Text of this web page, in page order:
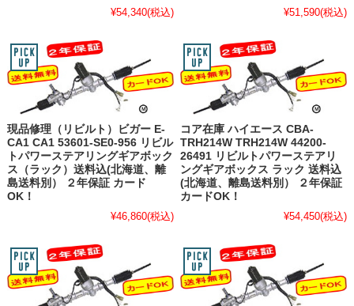
¥54,340(税込)
¥51,590(税込)
現品修理（リビルト）ビガー E-
CA1 CA1 53601-SE0-956 リビル
トパワーステアリングギアボック
ス（ラック）送料込(北海道、離
島送料別） ２年保証 カード
OK！
¥46,860(税込)
コア在庫 ハイエース CBA-
TRH214W TRH214W 44200-
26491 リビルトパワーステアリ
ングギアボックス ラック 送料込
(北海道、離島送料別） ２年保証
カードOK！
¥54,450(税込)